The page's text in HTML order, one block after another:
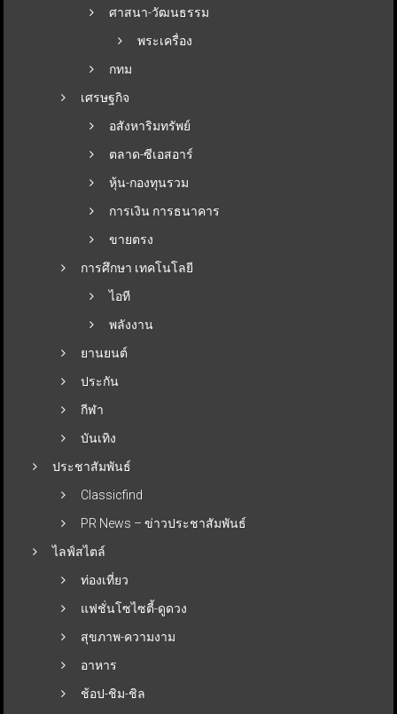
ศาสนา-วัฒนธรรม
พระเครื่อง
กทม
เศรษฐกิจ
อสังหาริมทรัพย์
ตลาด-ซีเอสอาร์
หุ้น-กองทุนรวม
การเงิน การธนาคาร
ขายตรง
การศึกษา เทคโนโลยี
ไอที
พลังงาน
ยานยนต์
ประกัน
กีฬา
บันเทิง
ประชาสัมพันธ์
Classicfind
PR News – ข่าวประชาสัมพันธ์
ไลฟ์สไตล์
ท่องเที่ยว
แฟชั่นโซไซตี้-ดูดวง
สุขภาพ-ความงาม
อาหาร
ช้อป-ชิม-ชิล